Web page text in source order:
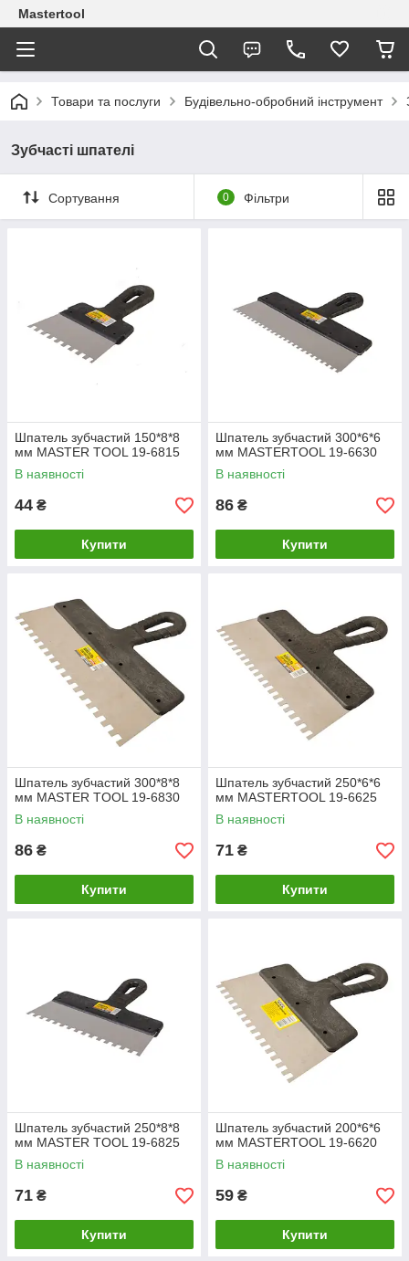
Mastertool
Товари та послуги Будівельно-обробний інструмент
Зубчасті шпателі
Сортування 0 Фільтри
Шпатель зубчастий 150*8*8
мм MASTER TOOL 19-6815
В наявності
44 ₴
Купити
Шпатель зубчастий 300*6*6
мм MASTERTOOL 19-6630
В наявності
86 ₴
Купити
Шпатель зубчастий 300*8*8
мм MASTER TOOL 19-6830
В наявності
86 ₴
Купити
Шпатель зубчастий 250*6*6
мм MASTERTOOL 19-6625
В наявності
71 ₴
Купити
Шпатель зубчастий 250*8*8
мм MASTER TOOL 19-6825
В наявності
71 ₴
Купити
Шпатель зубчастий 200*6*6
мм MASTERTOOL 19-6620
В наявності
59 ₴
Купити